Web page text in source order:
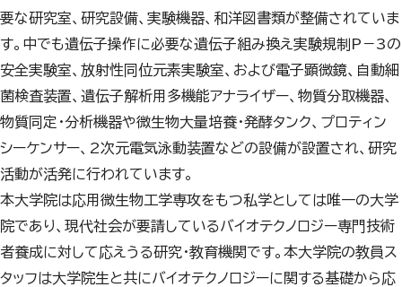
要な研究室、研究設備、実験機器、和洋図書類が整備されていま
す。中でも遺伝子操作に必要な遺伝子組み換え実験規制P－3の
安全実験室、放射性同位元素実験室、および電子顕微鏡、自動細
菌検査装置、遺伝子解析用多機能アナライザー、物質分取機器、
物質同定・分析機器や微生物大量培養・発酵タンク、プロティン
シーケンサー、2次元電気泳動装置などの設備が設置され、研究
活動が活発に行われています。
本大学院は応用微生物工学専攻をもつ私学としては唯一の大学
院であり、現代社会が要請しているバイオテクノロジー専門技術
者養成に対して応えうる研究・教育機関です。本大学院の教員ス
タッフは大学院生と共にバイオテクノロジーに関する基礎から応